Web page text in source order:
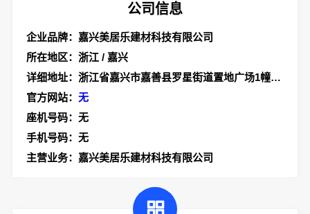
公司信息
企业品牌：嘉兴美居乐建材科技有限公司
所在地区：浙江 / 嘉兴
详细地址：浙江省嘉兴市嘉善县罗星街道置地广场1幢701-7
官方网站： 无
座机号码：无
手机号码：无
主营业务：嘉兴美居乐建材科技有限公司